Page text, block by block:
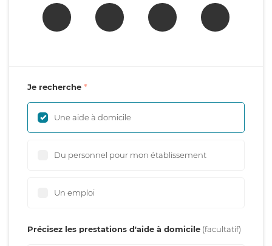
Je recherche
Une aide à domicile
Du personnel pour mon établissement
Un emploi
Précisez les prestations d'aide à domicile